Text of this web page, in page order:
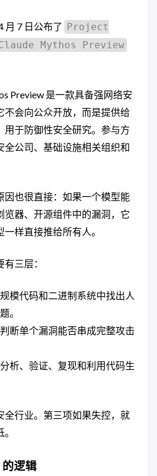
月 7 日公布了 Project
Mythos Preview
Preview 是一款具备强网络安
不会向公众开放，而是提供给
用于防御性安全研究。参与方
全公司、基础设施相关组织和
因也很直接：如果一个模型能
览器、开源组件中的漏洞，它
样直接推给所有人。
三层：
模代码和二进制系统中找出人
。
断单个漏洞能否串成完整攻击
析、验证、复现和利用代码生
全行业。第三项如果失控，就
逻辑